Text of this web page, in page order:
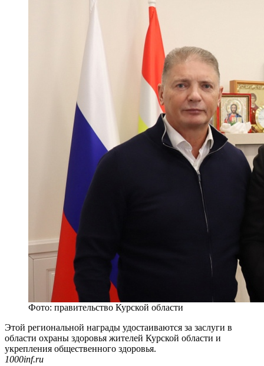
Фото: правительство Курской области
Этой региональной награды удостаиваются за заслуги в
области охраны здоровья жителей Курской области и
укрепления общественного здоровья.
1000inf.ru